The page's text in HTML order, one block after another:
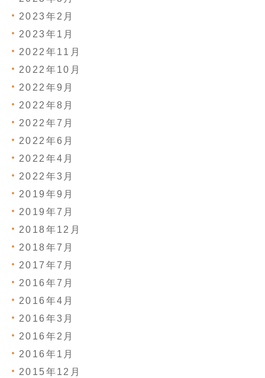
2023年2月
2023年1月
2022年11月
2022年10月
2022年9月
2022年8月
2022年7月
2022年6月
2022年4月
2022年3月
2019年9月
2019年7月
2018年12月
2018年7月
2017年7月
2016年7月
2016年4月
2016年3月
2016年2月
2016年1月
2015年12月